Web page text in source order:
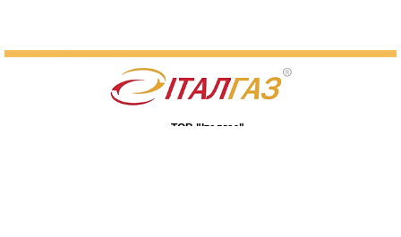
ТОВ "Італгаз"